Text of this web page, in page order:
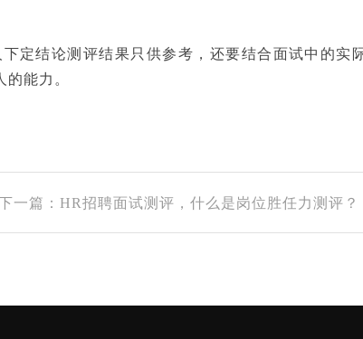
定结论测评结果只供参考，还要结合面试中的实
能力。
下一篇：HR招聘面试测评，什么是岗位胜任力测评？